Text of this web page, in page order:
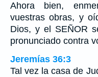
Ahora bien,
vuestras obras, y
Dios, y el SEÑOR
pronunciado contra
Jeremías 36:3
Tal vez la casa de